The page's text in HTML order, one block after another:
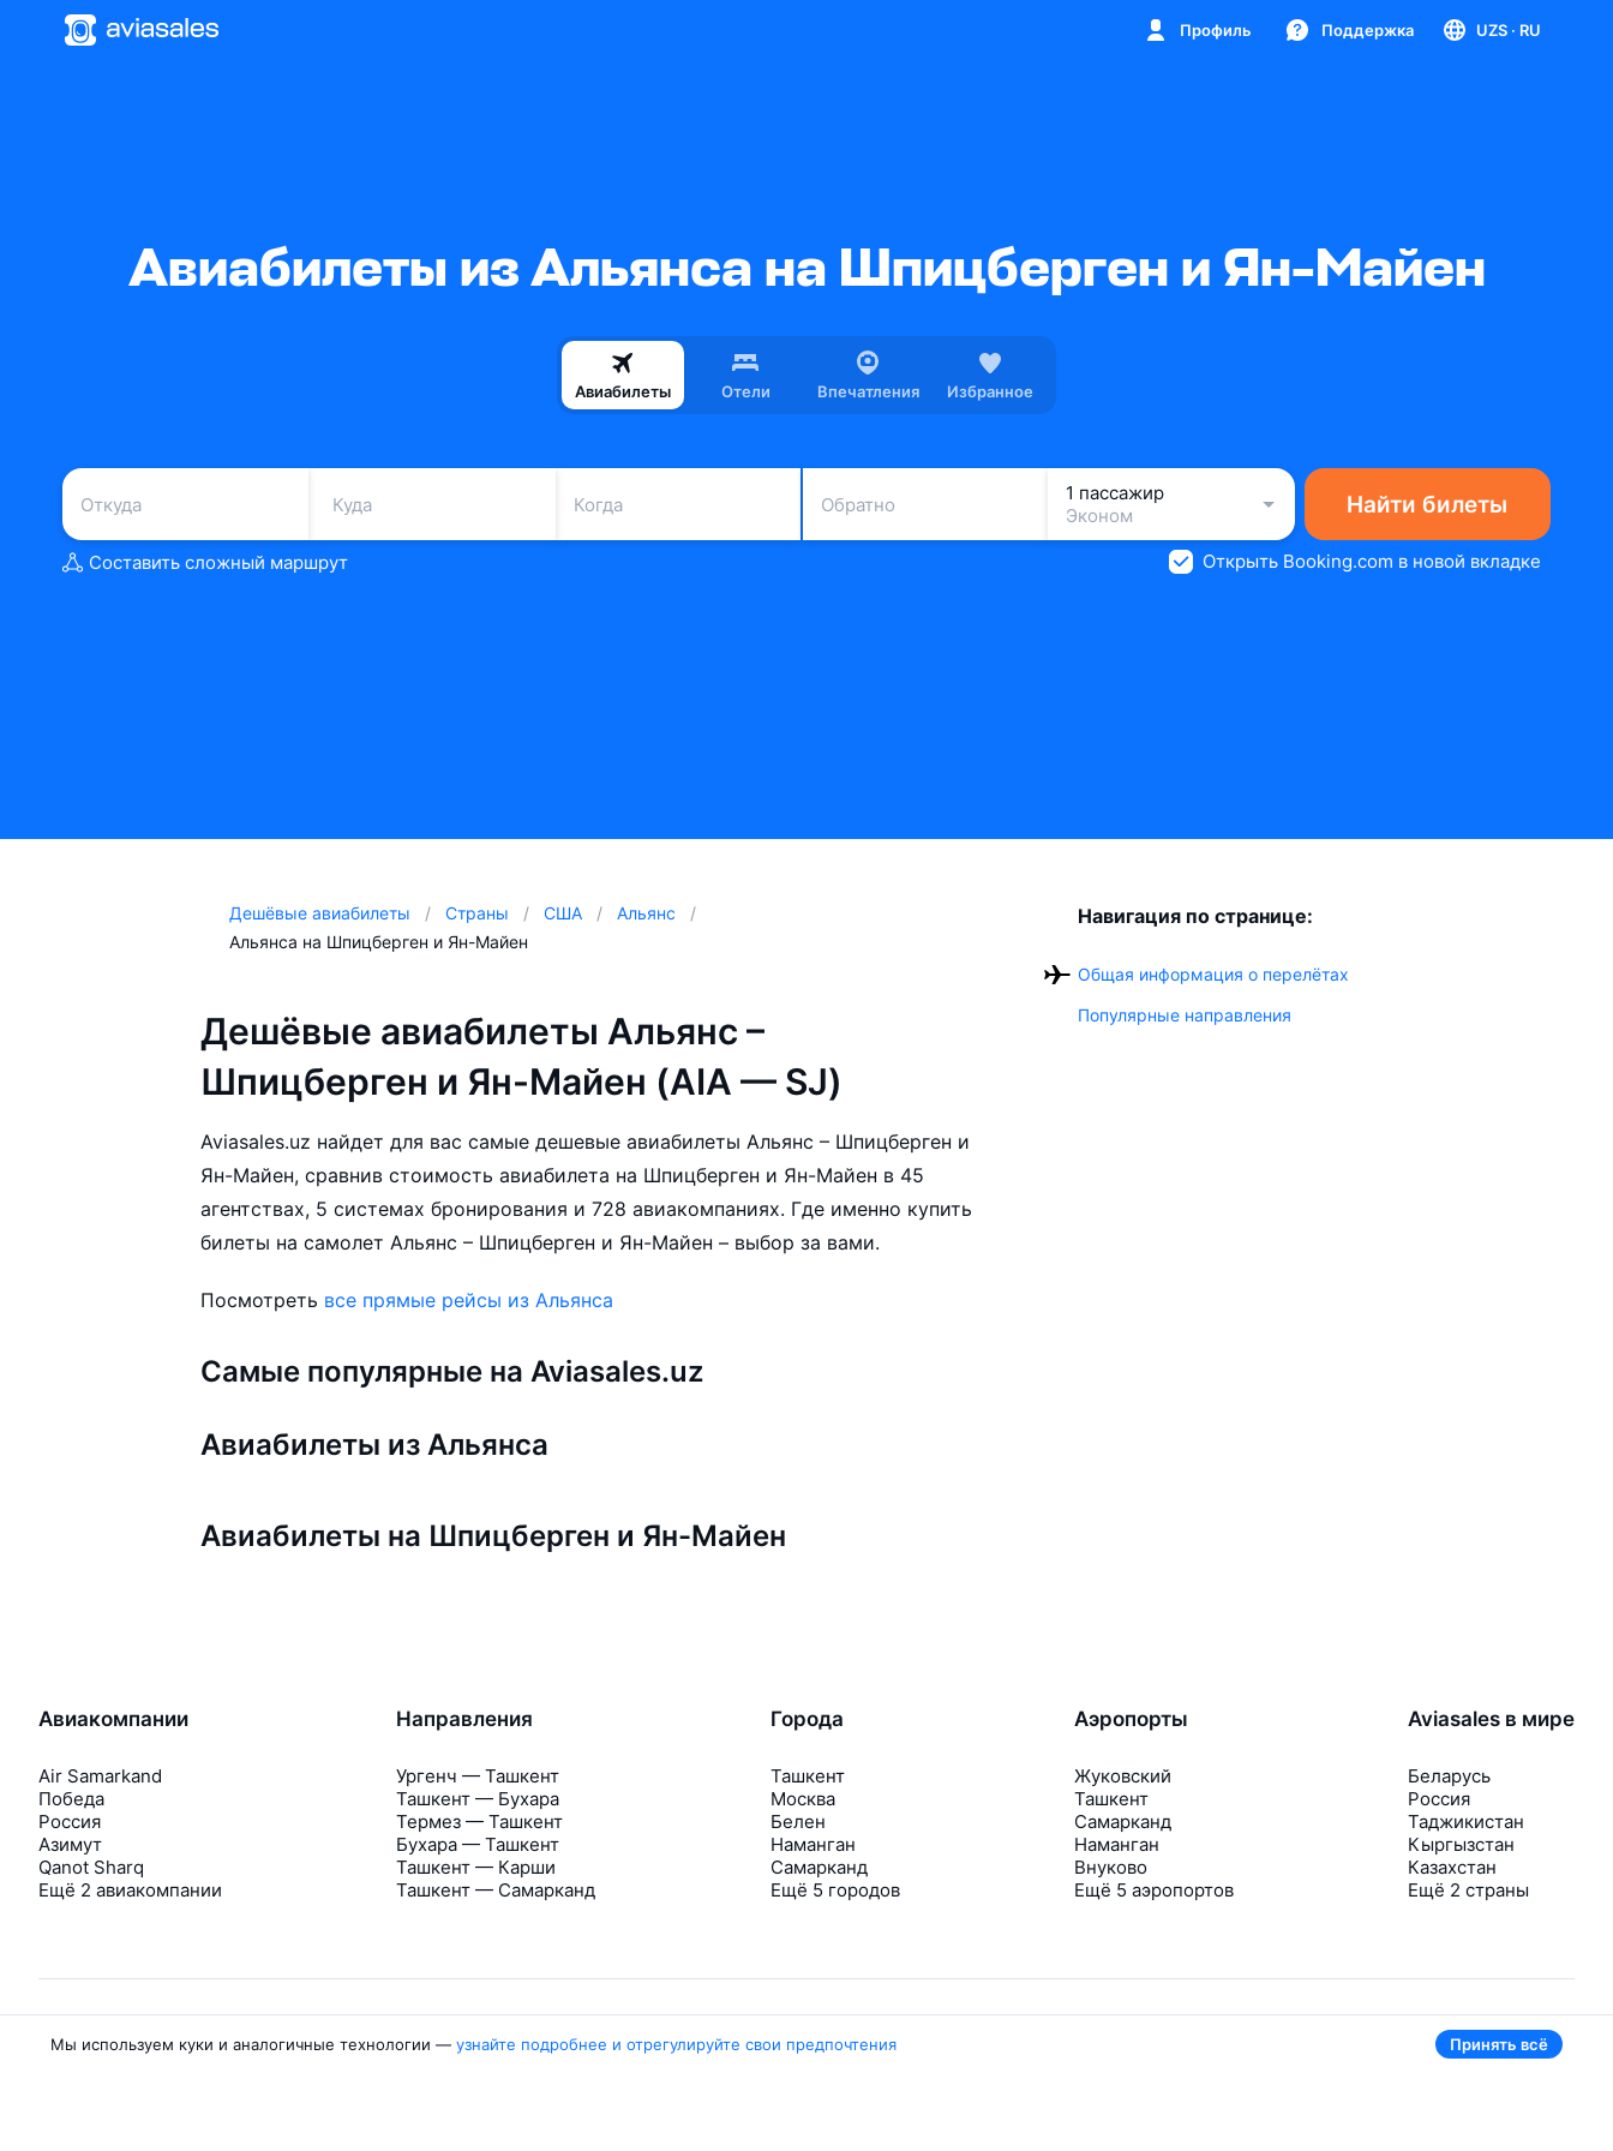
Профиль Поддержка UZS · RU
Авиабилеты из Альянса на Шпицберген и Ян-Майен
Авиабилеты Отели Впечатления Избранное
Когда Обратно
1 пассажир
Эконом
Найти билеты
Составить сложный маршрут Открыть Booking.com в новой вкладке
Дешёвые авиабилеты Страны США
Альянс
Альянса на Шпицберген и Ян-Майен
Дешёвые авиабилеты Альянс –
Шпицберген и Ян-Майен (AIA — SJ)
Aviasales.uz найдет для вас самые дешевые авиабилеты Альянс – Шпицберген и
Ян-Майен, сравнив стоимость авиабилета на Шпицберген и Ян-Майен в 45
агентствах, 5 системах бронирования и 728 авиакомпаниях. Где именно купить
билеты на самолет Альянс – Шпицберген и Ян-Майен – выбор за вами.
Посмотреть все прямые рейсы из Альянса
Самые популярные на Aviasales.uz
Авиабилеты из Альянса
Авиабилеты на Шпицберген и Ян-Майен
Навигация по странице:
Общая информация о перелётах
Популярные направления
Авиакомпании
Air Samarkand
Победа
Россия
Азимут
Qanot Sharq
Ещё 2 авиакомпании
Направления
Ургенч — Ташкент
Ташкент — Бухара
Термез — Ташкент
Бухара — Ташкент
Ташкент — Карши
Ташкент — Самарканд
Города
Ташкент
Москва
Белен
Наманган
Самарканд
Ещё 5 городов
Аэропорты
Жуковский
Ташкент
Самарканд
Наманган
Внуково
Ещё 5 аэропортов
Aviasales в мире
Беларусь
Россия
Таджикистан
Кыргызстан
Казахстан
Ещё 2 страны
Мы используем куки и аналогичные технологии — узнайте подробнее и отрегулируйте свои предпочтения Принять всё